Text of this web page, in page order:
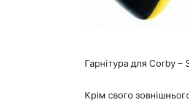
Гарнітура для Corby –
Крім свого